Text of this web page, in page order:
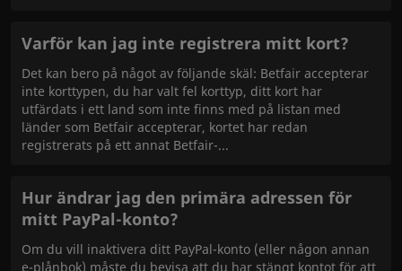
Varför kan jag inte registrera mitt kort?
Det kan bero på något av följande skäl: Betfair accepterar
inte korttypen, du har valt fel korttyp, ditt kort har
utfärdats i ett land som inte finns med på listan med
länder som Betfair accepterar, kortet har redan
registrerats på ett annat Betfair-
Hur ändrar jag den primära adressen för
mitt PayPal-konto?
Om du vill inaktivera ditt PayPal-konto (eller någon annan
e-plånbok) måste du bevisa att du har stängt kontot för att